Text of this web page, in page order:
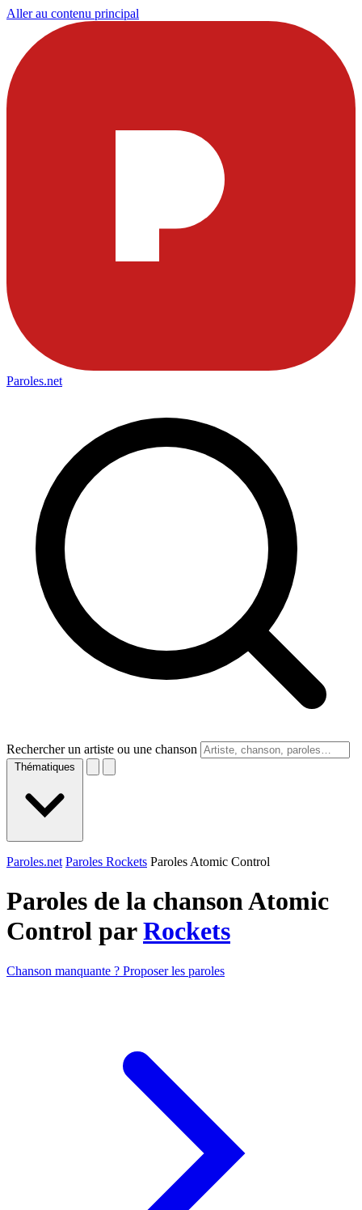
Aller au contenu principal
Paroles.net
Rechercher un artiste ou une chanson
Thématiques
Paroles.net Paroles Rockets Paroles Atomic Control
Paroles de la chanson Atomic
Control parRockets
Chanson manquante ? Proposer les paroles